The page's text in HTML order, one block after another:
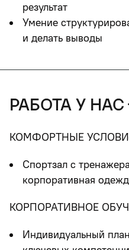
результат
Умение
и делать выводы
работа у нас
КОМФОРТНЫЕ
Спортзал с
корпоративная
КОРПОРАТИВНОЕ
Индивидуальный